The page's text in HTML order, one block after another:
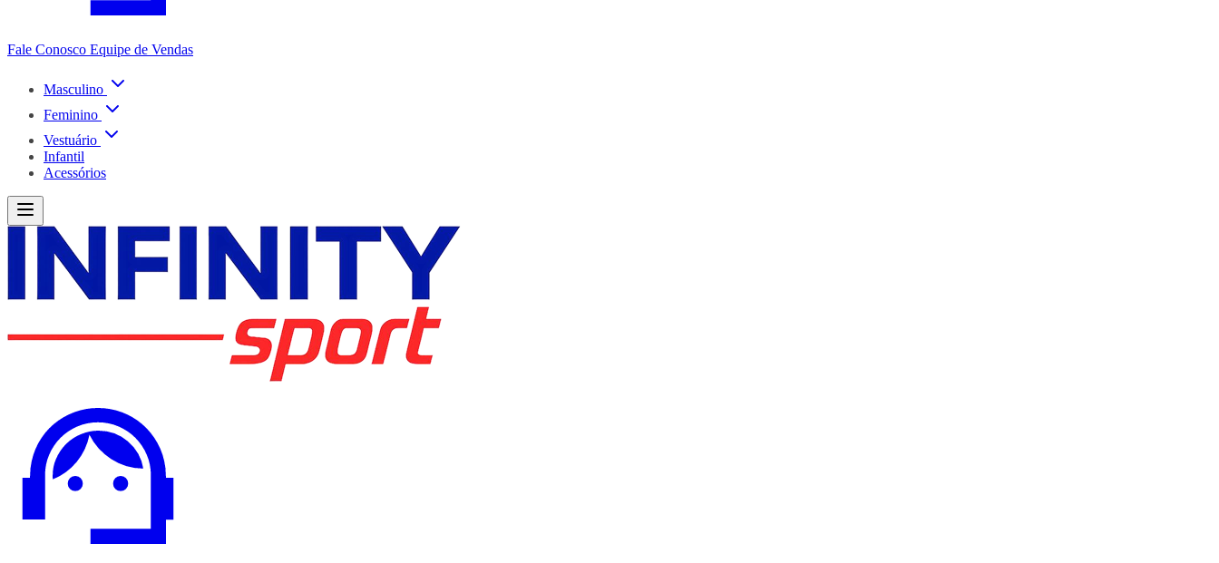
Fale Conosco Equipe de Vendas
Masculino
Feminino
Vestuário
Infantil
Acessórios